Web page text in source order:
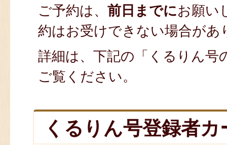
ご予約は、 前日までにお願い
約はお受けできない場合があ
詳細は、下記の「くるりん号
ご覧ください。
くるりん号登録者カ